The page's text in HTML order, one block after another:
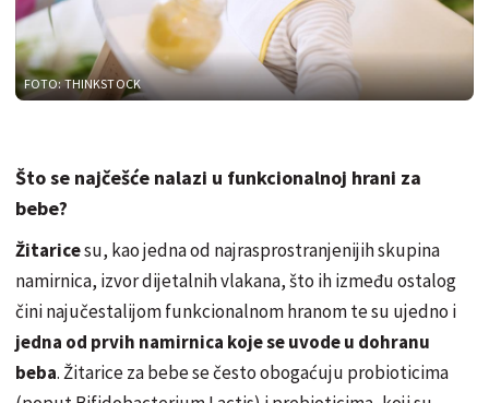
FOTO: THINKSTOCK
Što se najčešće nalazi u funkcionalnoj hrani za
bebe?
Žitaricesu, kao jedna od najrasprostranjenijih skupina
namirnica, izvor dijetalnih vlakana, što ih između ostalog
čini najučestalijom funkcionalnom hranom te su ujedno i
jedna od prvih namirnica koje se uvode u dohranu
beba. Žitarice za bebe se često obogaćuju probioticima